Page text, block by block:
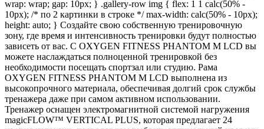
wrap: wrap; gap: 10px; } .gallery-row img { flex: 1 1 calc(50% -
10px); /* по 2 картинки в строке */ max-width: calc(50% - 10px);
height: auto; } Создайте свою собственную тренировочную
зону, где время и интенсивность тренировки будут полностью
зависеть от вас. С OXYGEN FITNESS PHANTOM M LCD вы
можете наслаждаться полноценной тренировкой без
необходимости посещать спортзал или студию. Рама
OXYGEN FITNESS PHANTOM M LCD выполнена из
высокопрочного материала, обеспечивая долгий срок службы
тренажера даже при самом активном использовании.
Тренажер оснащен электромагнитной системой нагружения
magicFLOW™ VERTICAL PLUS, которая предлагает 24